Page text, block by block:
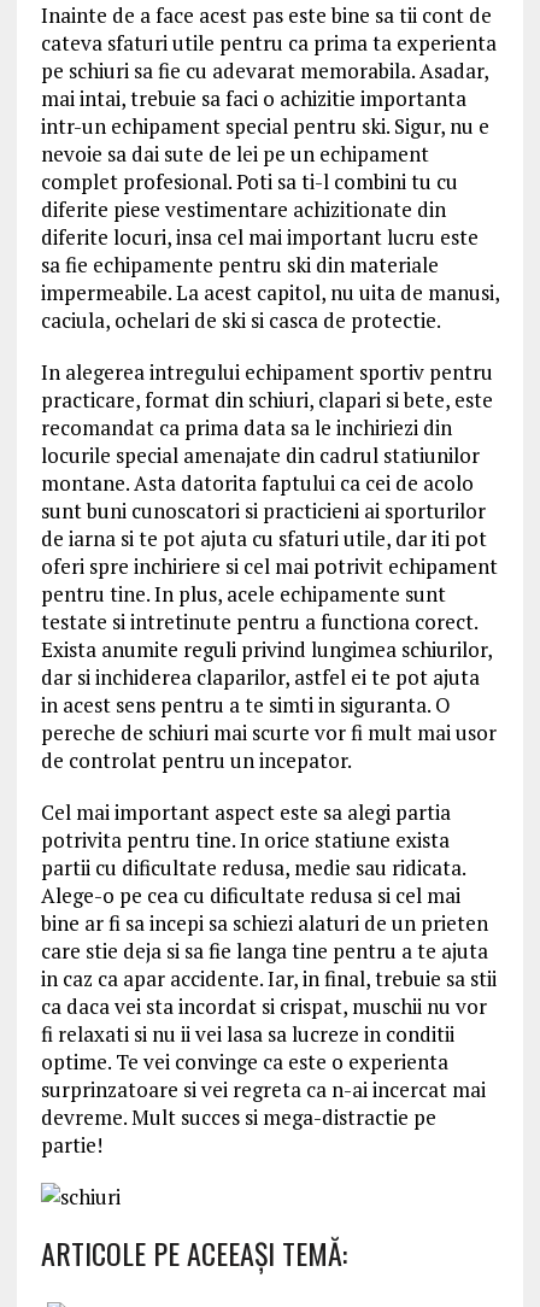
Inainte de a face acest pas este bine sa tii cont de
cateva sfaturi utile pentru ca prima ta experienta
pe schiuri sa fie cu adevarat memorabila. Asadar,
mai intai, trebuie sa faci o achizitie importanta
intr-un echipament special pentru ski. Sigur, nu e
nevoie sa dai sute de lei pe un echipament
complet profesional. Poti sa ti-l combini tu cu
diferite piese vestimentare achizitionate din
diferite locuri, insa cel mai important lucru este
sa fie echipamente pentru ski din materiale
impermeabile. La acest capitol, nu uita de manusi,
caciula, ochelari de ski si casca de protectie.
In alegerea intregului echipament sportiv pentru
practicare, format din schiuri, clapari si bete, este
recomandat ca prima data sa le inchiriezi din
locurile special amenajate din cadrul statiunilor
montane. Asta datorita faptului ca cei de acolo
sunt buni cunoscatori si practicieni ai sporturilor
de iarna si te pot ajuta cu sfaturi utile, dar iti pot
oferi spre inchiriere si cel mai potrivit echipament
pentru tine. In plus, acele echipamente sunt
testate si intretinute pentru a functiona corect.
Exista anumite reguli privind lungimea schiurilor,
dar si inchiderea claparilor, astfel ei te pot ajuta
in acest sens pentru a te simti in siguranta. O
pereche de schiuri mai scurte vor fi mult mai usor
de controlat pentru un incepator.
Cel mai important aspect este sa alegi partia
potrivita pentru tine. In orice statiune exista
partii cu dificultate redusa, medie sau ridicata.
Alege-o pe cea cu dificultate redusa si cel mai
bine ar fi sa incepi sa schiezi alaturi de un prieten
care stie deja si sa fie langa tine pentru a te ajuta
in caz ca apar accidente. Iar, in final, trebuie sa stii
ca daca vei sta incordat si crispat, muschii nu vor
fi relaxati si nu ii vei lasa sa lucreze in conditii
optime. Te vei convinge ca este o experienta
surprinzatoare si vei regreta ca n-ai incercat mai
devreme. Mult succes si mega-distractie pe
partie!
ARTICOLE PE ACEEAŞI TEMĂ: